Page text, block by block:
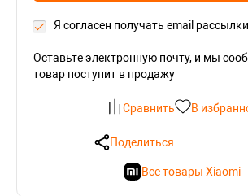
Я согласен получать email рассылки
Оставьте электронную почту, и мы
товар поступит в продажу
Сравнить В
Поделиться
Все товары Xiaomi